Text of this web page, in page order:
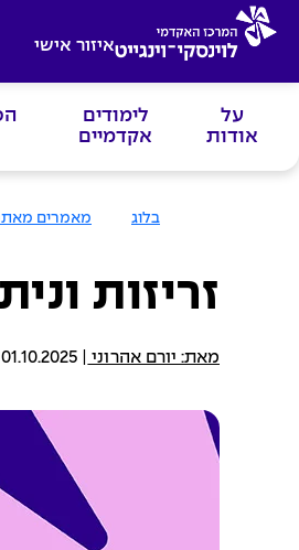
איזור אישי
על
אודות
לימודים
אקדמיים
ה
ב
בלוג מאמרים
זריזות
מאת: יורם אהרוני 01.10.2025